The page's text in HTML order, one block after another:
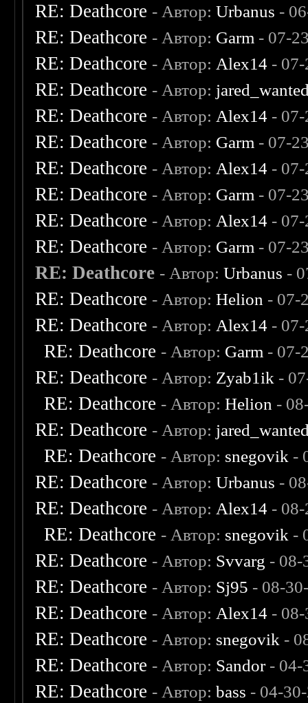
RE: Deathcore - Автор:Urbanus -
RE: Deathcore - Автор: Garm - 07-
RE: Deathcore - Автор: Alex14 -
RE: Deathcore - Автор:
RE: Deathcore - Автор: Alex14 -
RE: Deathcore - Автор: Garm - 07-
RE: Deathcore - Автор: Alex14 -
RE: Deathcore - Автор: Garm - 07-
RE: Deathcore - Автор: Alex14 -
RE: Deathcore - Автор: Garm - 07-
RE: Deathcore - Автор:Urbanus -
RE: Deathcore - Автор:Helion - 07-
RE: Deathcore - Автор: Alex14 -
RE: Deathcore - Автор: Garm - 07-
RE: Deathcore - Автор: Zyab1ik -
RE: Deathcore - Автор:Helion -
RE: Deathcore - Автор:
RE: Deathcore - Автор: snegovik -
RE: Deathcore - Автор:Urbanus -
RE: Deathcore - Автор: Alex14 -
RE: Deathcore - Автор: snegovik -
RE: Deathcore - Автор: Svvarg - 08-
RE: Deathcore - Автор: Sj95 - 08-
RE: Deathcore - Автор: Alex14 -
RE: Deathcore - Автор: snegovik -
RE: Deathcore - Автор: Sandor- 04-
RE: Deathcore - Автор:bass - 04-